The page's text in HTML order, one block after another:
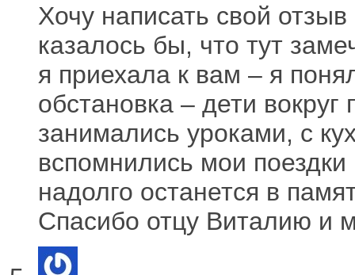
Хочу написать свой
казалось бы, что тут
я приехала к вам – я
обстановка – дети
занимались уроками, с
вспомнились мои
надолго останется в
Спасибо отцу Виталию и